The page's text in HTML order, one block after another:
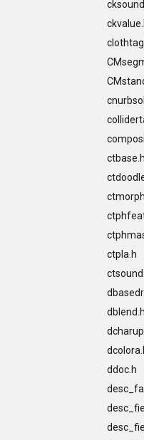
ctbase.h
ctpla.h
dblend.h
ddoc.h